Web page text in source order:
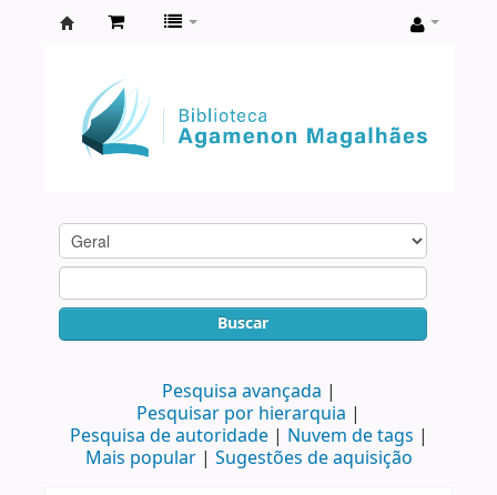
Agamenon
Magalhães
Buscar
Pesquisa avançada
Pesquisar por hierarquia
Pesquisa de autoridade
Nuvem de tags
Mais popular
Sugestões de aquisição